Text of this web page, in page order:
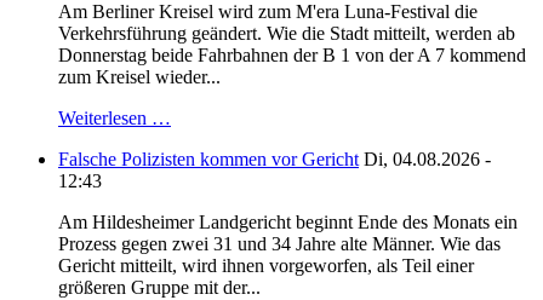
Am Berliner Kreisel wird zum M'era Luna-Festival die
Verkehrsführung geändert. Wie die Stadt mitteilt, werden ab
Donnerstag beide Fahrbahnen der B 1 von der A 7 kommend
zum Kreisel wieder...
Weiterlesen …
Falsche Polizisten kommen vor Gericht Di, 04.08.2026 -
12:43
Am Hildesheimer Landgericht beginnt Ende des Monats ein
Prozess gegen zwei 31 und 34 Jahre alte Männer. Wie das
Gericht mitteilt, wird ihnen vorgeworfen, als Teil einer
größeren Gruppe mit der...